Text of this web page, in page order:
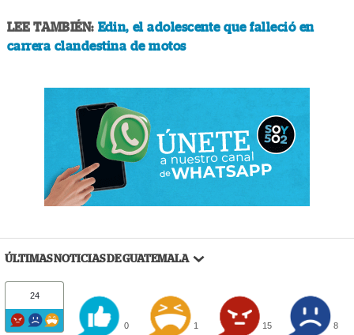
LEE TAMBIÉN: Edin, el adolescente que falleció en
carrera clandestina de motos
ÚLTIMAS NOTICIAS DE GUATEMALA
24
0 1 15 8